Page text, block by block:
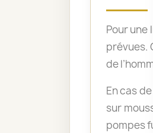
Pour une
prévues.
de
En cas
sur
pompes